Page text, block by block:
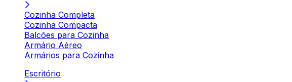
Cozinha Completa
Cozinha Compacta
Balcões para Cozinha
Armário Aéreo
Armários para Cozinha
Escritório